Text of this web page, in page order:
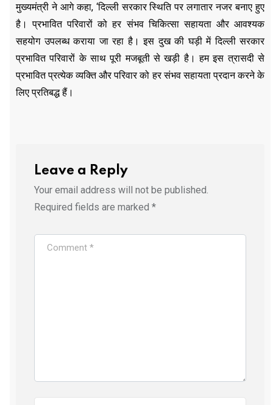
मुख्यमंत्री ने आगे कहा, ‘दिल्ली सरकार स्थिति पर लगातार नजर बनाए हुए
है। प्रभावित परिवारों को हर संभव चिकित्सा सहायता और आवश्यक
सहयोग उपलब्ध कराया जा रहा है। इस दुख की घड़ी में दिल्ली सरकार
प्रभावित परिवारों के साथ पूरी मजबूती से खड़ी है। हम इस त्रासदी से
प्रभावित प्रत्येक व्यक्ति और परिवार को हर संभव सहायता प्रदान करने के
लिए प्रतिबद्ध हैं।
Leave a Reply
Your email address will not be published.
Required fields are marked *